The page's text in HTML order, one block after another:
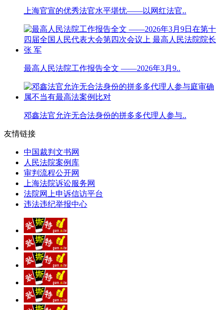
上海官宣的优秀法官水平堪忧——以网红法官..
最高人民法院工作报告全文 ——2026年3月9..
邓鑫法官允许无合法身份的拼多多代理人参与..
友情链接
中国裁判文书网
人民法院案例库
审判流程公开网
上海法院诉讼服务网
法院网上申诉信访平台
违法违纪举报中心